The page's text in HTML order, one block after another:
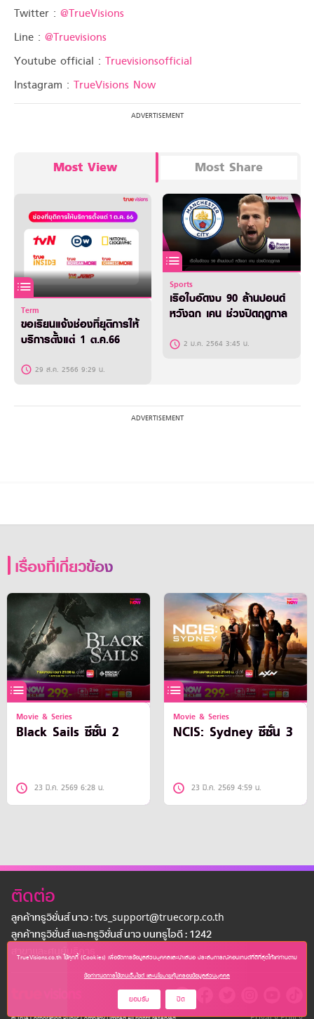
Twitter : @TrueVisions
Line : @Truevisions
Youtube official : Truevisionsofficial
Instagram : TrueVisions Now
Most View Most Share
Term
ขอเรียนแจ้งช่องที่ยุติการให้
บริการตั้งแต่ 1 ต.ค.66
29 ส.ค. 2566 9:29 น.
Sports
เรือใบอัดงบ 90 ล้านปอนด์
หวังฉก เคน ช่วงปิดฤดูกาล
2 ม.ค. 2564 3:45 น.
เรื่องที่เกี่ยวข้อง
Movie & Series
Black Sails ซีซั่น 2
23 มี.ค. 2569 6:28 น.
Movie & Series
NCIS: Sydney ซีซั่น 3
23 มี.ค. 2569 4:59 น.
ติดต่อ
ลูกค้าทรูวิชั่นส์ นาว : tvs_support@truecorp.co.th
ลูกค้าทรูวิชั่นส์ และทรูวิชั่นส์ นาว บนทรูไอดี : 1242
สาขาเเละศูนย์บริการ
TrueVisions.co.th ใช้คุกกี้ (Cookies) เพื่อจัดการข้อมูลส่วนบุคคลและนำเสนอ ประสบการณ์คอนเทนต์ที่ดีที่สุดให้แก่ท่านตาม
ข้อกำหนดการใช้งานเว็บไซต์ และนโยบายคุ้มครองข้อมูลส่วนบุคคล
ยอมรับ ปิด